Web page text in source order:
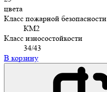
цвета
Класс пожарной безопасности
КМ2
Класс износостойкости
34/43
В корзину